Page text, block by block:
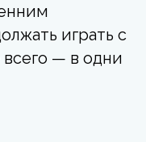
играть с
— в одни